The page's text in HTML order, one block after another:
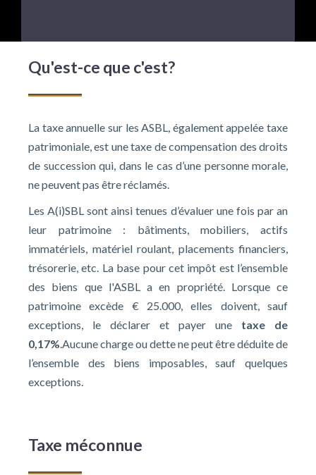
Qu'est-ce que c'est?
La taxe annuelle sur les ASBL, également appelée taxe
patrimoniale, est une taxe de compensation des droits
de succession qui, dans le cas d’une personne morale,
ne peuvent pas être réclamés.
Les A(i)SBL sont ainsi tenues d’évaluer une fois par an
leur patrimoine : bâtiments, mobiliers, actifs
immatériels, matériel roulant, placements financiers,
trésorerie, etc. La base pour cet impôt est l’ensemble
des biens que l'ASBL a en propriété. Lorsque ce
patrimoine excède € 25.000, elles doivent, sauf
exceptions, le déclarer et payer une taxe de
0,17%.Aucune charge ou dette ne peut être déduite de
l’ensemble des biens imposables, sauf quelques
exceptions.
Taxe méconnue